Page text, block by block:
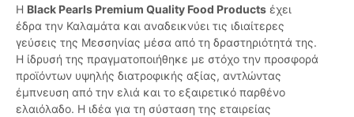
Η Black Pearls Premium Quality Food Products έχει
έδρα την Καλαμάτα και αναδεικνύει τις ιδιαίτερες
γεύσεις της Μεσσηνίας μέσα από τη δραστηριότητά της.
Η ίδρυσή της πραγματοποιήθηκε με στόχο την προσφορά
προϊόντων υψηλής διατροφικής αξίας, αντλώντας
έμπνευση από την ελιά και το εξαιρετικό παρθένο
ελαιόλαδο. Η ιδέα για τη σύσταση της εταιρείας